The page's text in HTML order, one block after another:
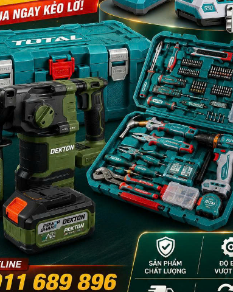
giúp bạn dễ dàng điều chỉnh độ nhớt của sơn và bảo
bạn có thể sử dụng máy một cách hiệu quả và an toàn.
- 8% - 8%